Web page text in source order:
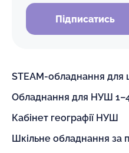
Підписатись
STEAM-обладнання для
Обладнання для НУШ
Кабінет географії НУШ
Шкільне обладнання за